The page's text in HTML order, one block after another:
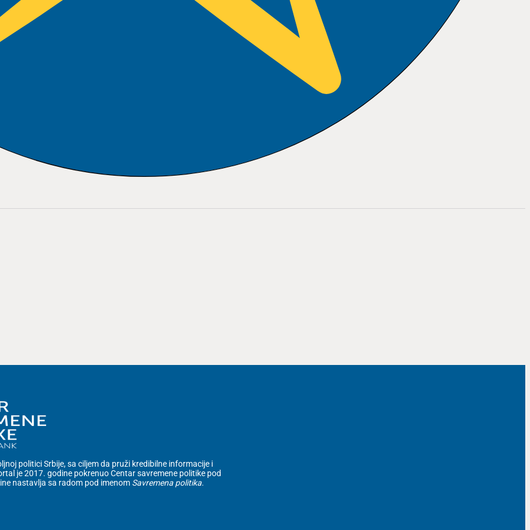
politici Srbije, sa ciljem da pruži kredibilne informacije i
je 2017. godine pokrenuo Centar savremene politike pod
nastavlja sa radom pod imenom Savremena politika.